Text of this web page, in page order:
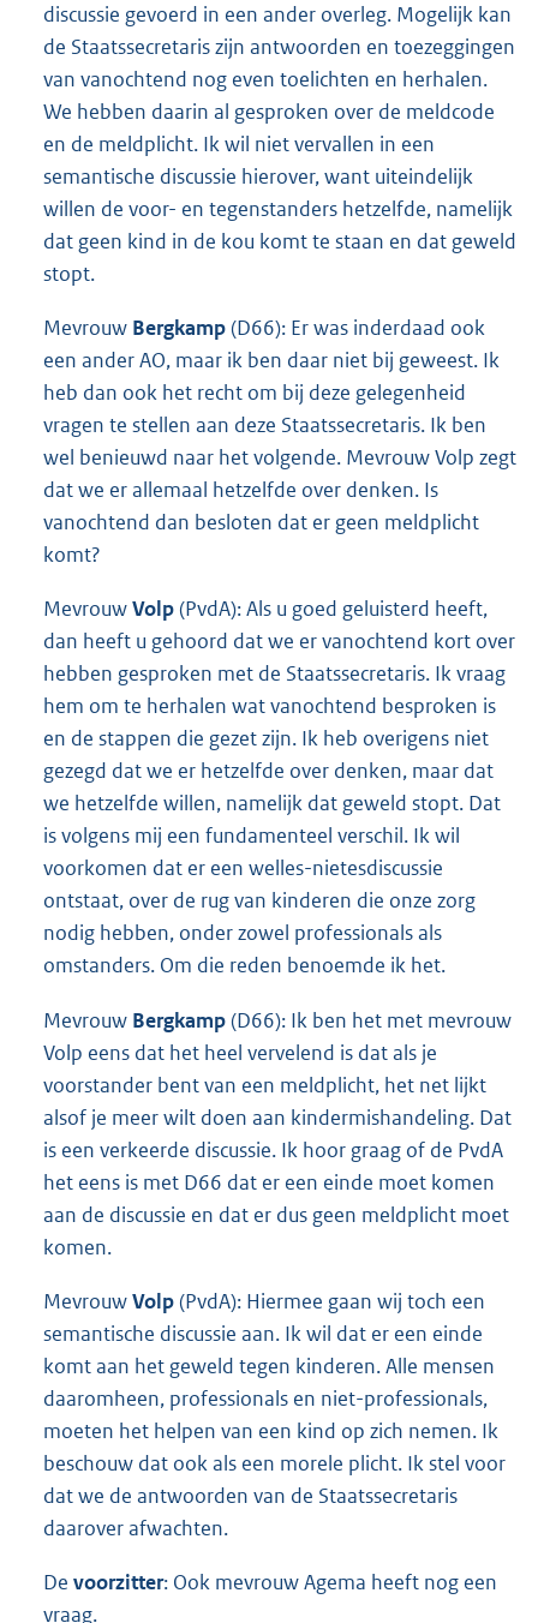
discussie gevoerd in een ander overleg. Mogelijk kan
de Staatssecretaris zijn antwoorden en toezeggingen
van vanochtend nog even toelichten en herhalen.
We hebben daarin al gesproken over de meldcode
en de meldplicht. Ik wil niet vervallen in een
semantische discussie hierover, want uiteindelijk
willen de voor- en tegenstanders hetzelfde, namelijk
dat geen kind in de kou komt te staan en dat geweld
stopt.
Mevrouw Bergkamp(D66): Er was inderdaad ook
een ander AO, maar ik ben daar niet bij geweest. Ik
heb dan ook het recht om bij deze gelegenheid
vragen te stellen aan deze Staatssecretaris. Ik ben
wel benieuwd naar het volgende. Mevrouw Volp zegt
dat we er allemaal hetzelfde over denken. Is
vanochtend dan besloten dat er geen meldplicht
komt?
MevrouwVolp(PvdA): Als u goed geluisterd heeft,
dan heeft u gehoord dat we er vanochtend kort over
hebben gesproken met de Staatssecretaris. Ik vraag
hem om te herhalen wat vanochtend besproken is
en de stappen die gezet zijn. Ik heb overigens niet
gezegd dat we er hetzelfde over denken, maar dat
we hetzelfde willen, namelijk dat geweld stopt. Dat
is volgens mij een fundamenteel verschil. Ik wil
voorkomen dat er een welles-nietesdiscussie
ontstaat, over de rug van kinderen die onze zorg
nodig hebben, onder zowel professionals als
omstanders. Om die reden benoemde ik het.
Mevrouw Bergkamp(D66): Ik ben het met mevrouw
Volp eens dat het heel vervelend is dat als je
voorstander bent van een meldplicht, het net lijkt
alsof je meer wilt doen aan kindermishandeling. Dat
is een verkeerde discussie. Ik hoor graag of de PvdA
het eens is met D66 dat er een einde moet komen
aan de discussie en dat er dus geen meldplicht moet
komen.
MevrouwVolp(PvdA): Hiermee gaan wij toch een
semantische discussie aan. Ik wil dat er een einde
komt aan het geweld tegen kinderen. Alle mensen
daaromheen, professionals en niet-professionals,
moeten het helpen van een kind op zich nemen. Ik
beschouw dat ook als een morele plicht. Ik stel voor
dat we de antwoorden van de Staatssecretaris
daarover afwachten.
De voorzitter: Ook mevrouw Agema heeft nog een
vraag.